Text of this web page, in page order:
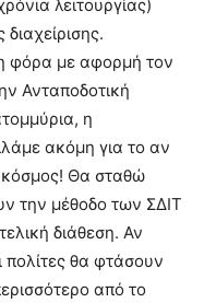
λειτουργίας)
φόρα με αφορμή τον
Ανταποδοτική
η
ακόμη για το αν
κόσμος! Θα σταθώ
την μέθοδο των ΣΔΙΤ
διάθεση. Αν
πολίτες θα φτάσουν
από το